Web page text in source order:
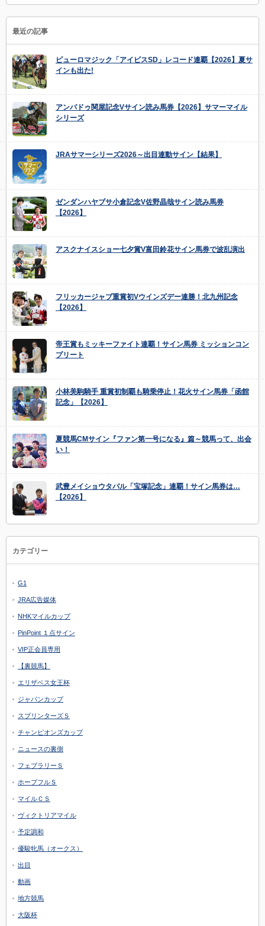
最近の記事
ピューロマジック「アイビスSD」レコード連覇【2026】夏サ
インも出た!
アンパドゥ関屋記念Vサイン読み馬券【2026】サマーマイル
シリーズ
JRAサマーシリーズ2026～出目連動サイン【結果】
ゼンダンハヤブサ小倉記念V佐野晶哉サイン読み馬券
【2026】
アスクナイスショー七夕賞V富田鈴花サイン馬券で波乱演出
フリッカージャブ重賞初Vウインズデー連勝！北九州記念
【2026】
帝王賞もミッキーファイト連覇！サイン馬券 ミッションコン
プリート
小林美駒騎手 重賞初制覇も騎乗停止！花火サイン馬券「函館
記念」【2026】
夏競馬CMサイン『ファン第一号になる』篇～競馬って、出会
い！
武豊メイショウタバル「宝塚記念」連覇！サイン馬券は…
【2026】
カテゴリー
G1
JRA広告媒体
NHKマイルカップ
PinPoint １点サイン
VIP正会員専用
【裏競馬】
エリザベス女王杯
ジャパンカップ
スプリンターズＳ
チャンピオンズカップ
ニュースの裏側
フェブラリーＳ
ホープフルＳ
マイルＣＳ
ヴィクトリアマイル
予定調和
優駿牝馬（オークス）
出目
動画
地方競馬
大阪杯